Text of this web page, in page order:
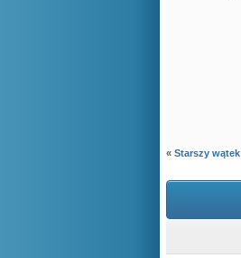
« Starszy wątek